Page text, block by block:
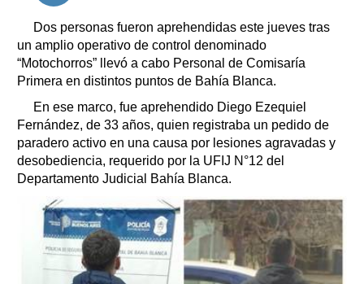
Dos personas fueron aprehendidas este jueves tras
un amplio operativo de control denominado
“Motochorros” llevó a cabo Personal de Comisaría
Primera en distintos puntos de Bahía Blanca.
En ese marco, fue aprehendido Diego Ezequiel
Fernández, de 33 años, quien registraba un pedido de
paradero activo en una causa por lesiones agravadas y
desobediencia, requerido por la UFIJ N°12 del
Departamento Judicial Bahía Blanca.